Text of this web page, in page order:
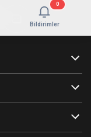
Bildirimler
0